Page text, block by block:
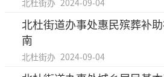
北杜街道办事处惠民殡葬补
南
北杜街办 2024-09-04